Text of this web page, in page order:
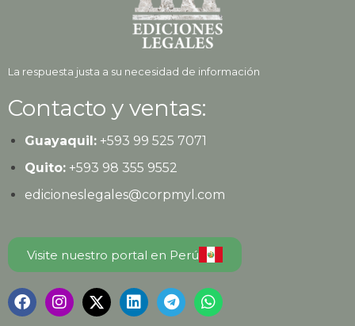
La respuesta justa a su necesidad de información
Contacto y ventas:
Guayaquil:+593 99 525 7071
Quito:+593 98 355 9552
edicioneslegales@corpmyl.com
Visite nuestro portal en Perú